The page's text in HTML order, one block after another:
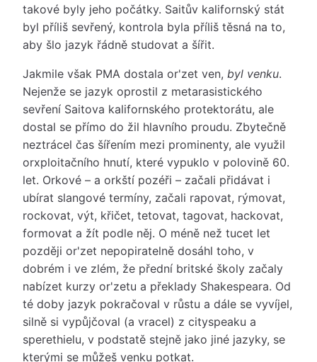
takové byly jeho počátky. Saitův kalifornský stát
byl příliš sevřený, kontrola byla příliš těsná na to,
aby šlo jazyk řádně studovat a šířit.
Jakmile však PMA dostala or'zet ven, byl venku.
Nejenže se jazyk oprostil z metarasistického
sevření Saitova kalifornského protektorátu, ale
dostal se přímo do žil hlavního proudu. Zbytečně
neztrácel čas šířením mezi prominenty, ale využil
orxploitačního hnutí, které vypuklo v polovině 60.
let. Orkové – a orkští pozéři – začali přidávat i
ubírat slangové termíny, začali rapovat, rýmovat,
rockovat, výt, křičet, tetovat, tagovat, hackovat,
formovat a žít podle něj. O méně než tucet let
později or'zet nepopiratelně dosáhl toho, v
dobrém i ve zlém, že přední britské školy začaly
nabízet kurzy or'zetu a překlady Shakespeara. Od
té doby jazyk pokračoval v růstu a dále se vyvíjel,
silně si vypůjčoval (a vracel) z cityspeaku a
sperethielu, v podstatě stejně jako jiné jazyky, se
kterými se můžeš venku potkat.